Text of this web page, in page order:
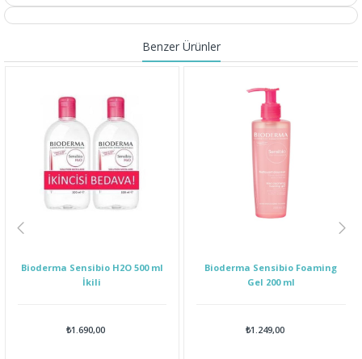
Benzer Ürünler
Bioderma Sensibio H2O 500 ml
İkili
₺1.690,00
Bioderma Sensibio Foaming
Gel 200 ml
₺1.249,00